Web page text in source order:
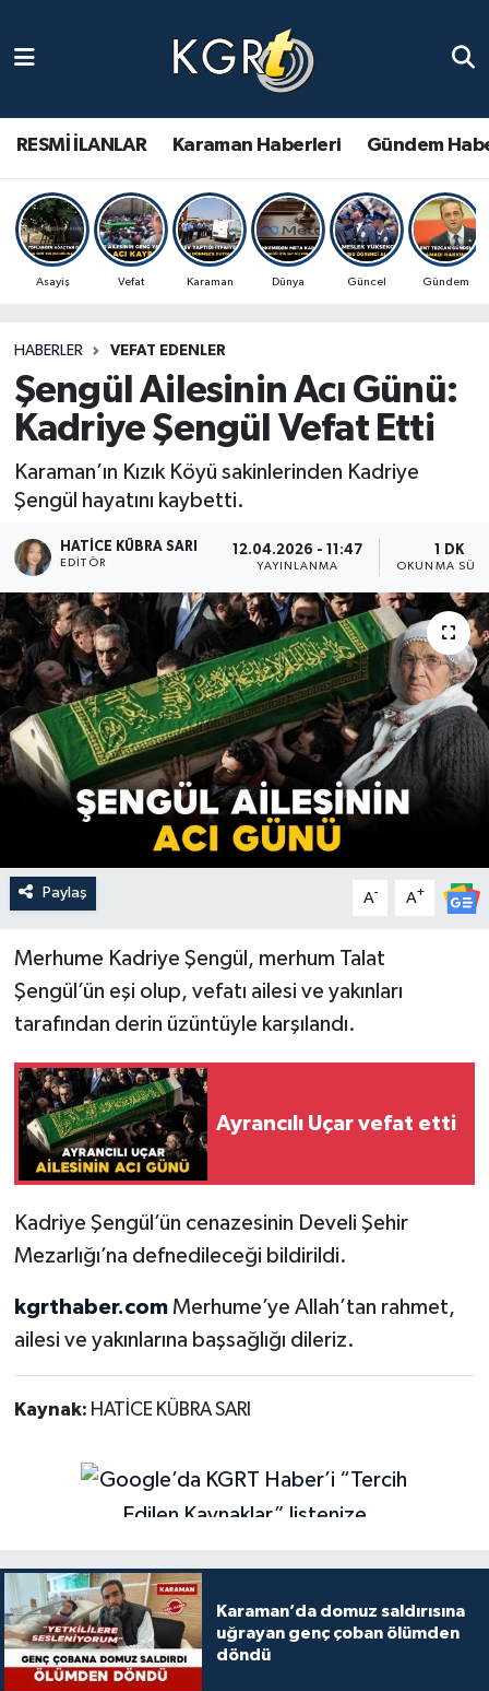
RESMİ İLANLAR Karaman Haberleri Gündem
Asayiş Vefat Karaman Dünya Güncel Gündem
HABERLER VEFAT EDENLER
Şengül Ailesinin Acı Günü:
Kadriye Şengül Vefat Etti
Karaman’ın Kızık Köyü sakinlerinden Kadriye
Şengül hayatını kaybetti.
HATICE KÜBRA SARI
EDITÖR
12.04.2026 - 11:47
YAYINLANMA
1 DK
OKUNMA
Paylaş A- A+
Merhume Kadriye Şengül, merhum Talat
Şengül’ün eşi olup, vefatı ailesi ve yakınları
tarafından derin üzüntüyle karşılandı.
Ayrancılı Uçar vefat etti
Kadriye Şengül’ün cenazesinin Develi Şehir
Mezarlığı’na defnedileceği bildirildi.
kgrthaber.comMerhume’ye Allah’tan rahmet,
ailesi ve yakınlarına başsağlığı dileriz.
Kaynak: HATİCE KÜBRA SARI
Karaman’da domuz saldırısına
uğrayan genç çoban ölümden
döndü
Gündem Haberleri
Güncel Haberler
Spor Haberleri
Ulusal Haberler
Vefat Edenler